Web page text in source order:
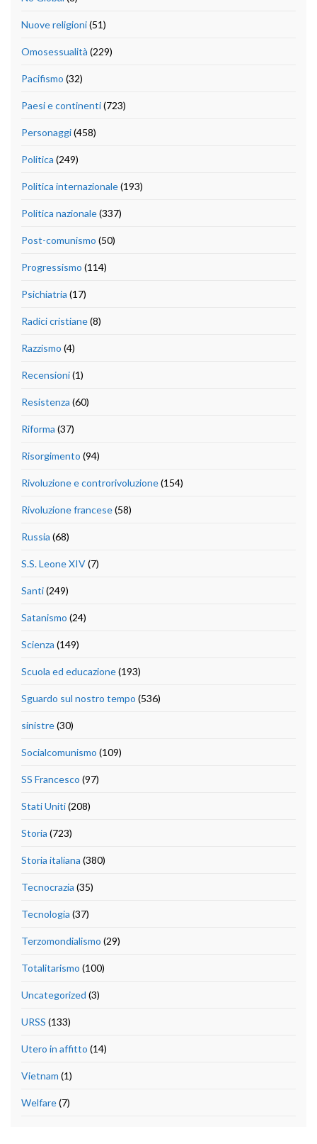
Nuove religioni(51)
Omosessualità (229)
Pacifismo (32)
Paesi e continenti(723)
Personaggi(458)
Politica (249)
Politica internazionale(193)
Politica nazionale(337)
Post-comunismo (50)
Progressismo (114)
Psichiatria (17)
Radici cristiane(8)
Razzismo (4)
Recensioni(1)
Resistenza (60)
Riforma (37)
Risorgimento (94)
Rivoluzione e controrivoluzione(154)
Rivoluzione francese(58)
Russia (68)
S.S. Leone XIV(7)
Santi(249)
Satanismo (24)
Scienza (149)
Scuola ed educazione(193)
Sguardo sul nostro tempo (536)
sinistre(30)
Socialcomunismo (109)
SS Francesco (97)
Stati Uniti(208)
Storia (723)
Storia italiana (380)
Tecnocrazia (35)
Tecnologia (37)
Terzomondialismo (29)
Totalitarismo (100)
Uncategorized (3)
URSS (133)
Utero in affitto (14)
Vietnam (1)
Welfare(7)